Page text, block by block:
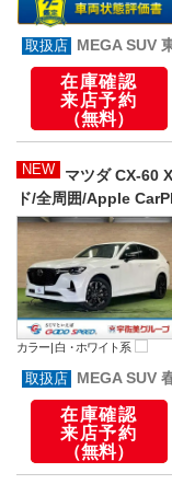
MEGA SUV
在庫確認
来店予約
（無料）
NEW
マツダ CX-60
ド/全周囲/Apple
カラー |白・ホワイト系
MEGA SUV
在庫確認
来店予約
（無料）